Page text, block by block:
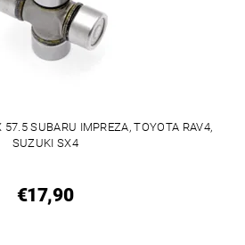
SUBARU IMPREZA, TOYOTA RAV4,
SUZUKI SX4
€17,90